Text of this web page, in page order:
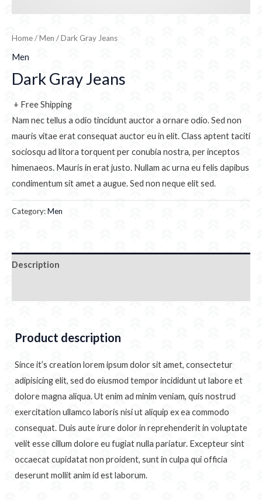
Home/Men / Dark Gray Jeans
Men
Dark Gray Jeans
+ Free Shipping
Nam nec tellus a odio tincidunt auctor a ornare odio. Sed non
mauris vitae erat consequat auctor eu in elit. Class aptent taciti
sociosqu ad litora torquent per conubia nostra, per inceptos
himenaeos. Mauris in erat justo. Nullam ac urna eu felis dapibus
condimentum sit amet a augue. Sed non neque elit sed.
Category:Men
Description
Product description
Since it’s creation lorem ipsum dolor sit amet, consectetur
adipisicing elit, sed do eiusmod tempor incididunt ut labore et
dolore magna aliqua. Ut enim ad minim veniam, quis nostrud
exercitation ullamco laboris nisi ut aliquip ex ea commodo
consequat. Duis aute irure dolor in reprehenderit in voluptate
velit esse cillum dolore eu fugiat nulla pariatur. Excepteur sint
occaecat cupidatat non proident, sunt in culpa qui officia
deserunt mollit anim id est laborum.